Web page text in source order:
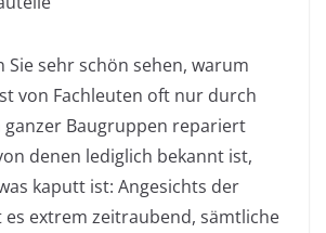
Sie sehr schön sehen, warum
von Fachleuten oft nur durch
ganzer Baugruppen repariert
denen lediglich bekannt ist,
kaputt ist: Angesichts der
es extrem zeitraubend, sämtliche